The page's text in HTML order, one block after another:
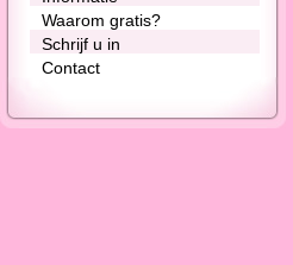
Waarom gratis?
Schrijf u in
Contact